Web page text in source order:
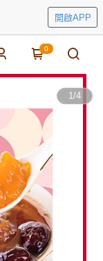
開啟APP
0
1/4